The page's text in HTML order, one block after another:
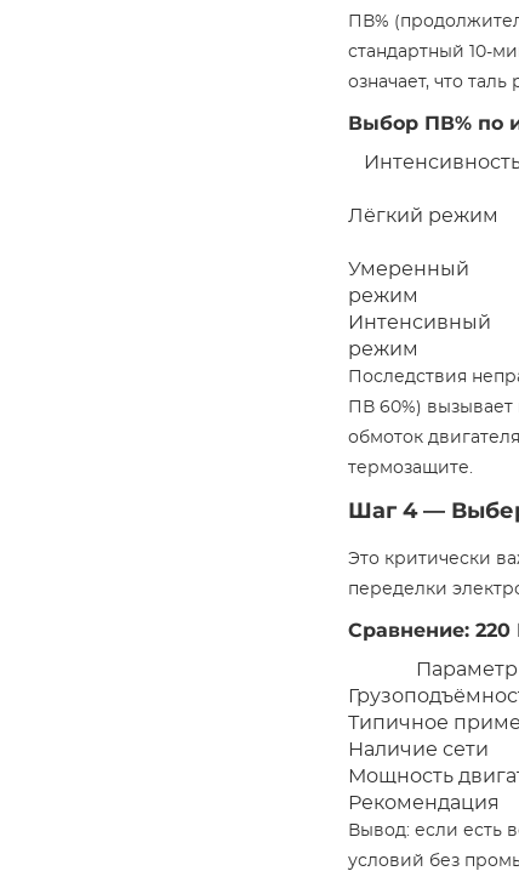
ПВ%
стандартный 10-
означает, что
Выбор ПВ% по
Лёгкий режим
Умеренный
режим
Интенсивный
режим
Последствия
ПВ 60%)
обмоток
термозащите.
Шаг 4 —
Это критически
переделки
Сравнение: 220
Параметр
Типичное
Наличие сети
Мощность
Рекомендация
Вывод: если есть
условий без